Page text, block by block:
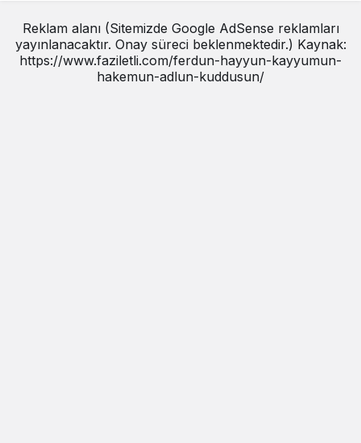
Reklam alanı (Sitemizde Google AdSense reklamları
yayınlanacaktır. Onay süreci beklenmektedir.) Kaynak:
https://www.faziletli.com/ferdun-hayyun-kayyumun-
hakemun-adlun-kuddusun/